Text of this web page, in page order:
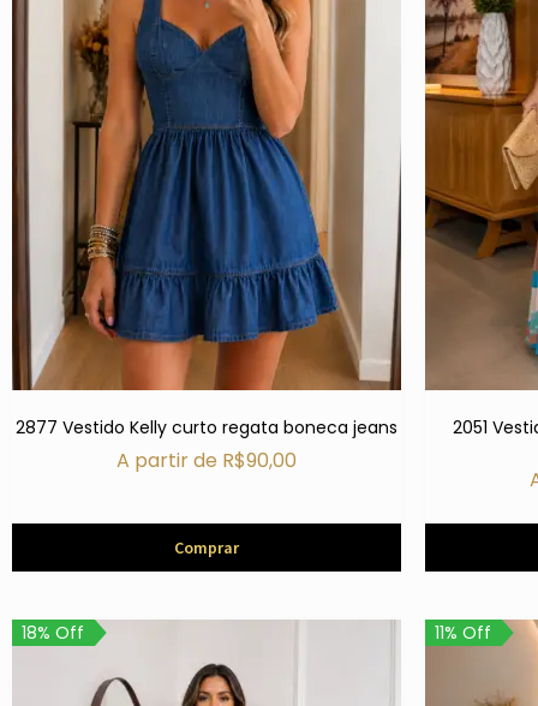
2877 Vestido Kelly curto regata boneca jeans
A partir de R$90,00
Comprar
2051
18% Off 11% Off